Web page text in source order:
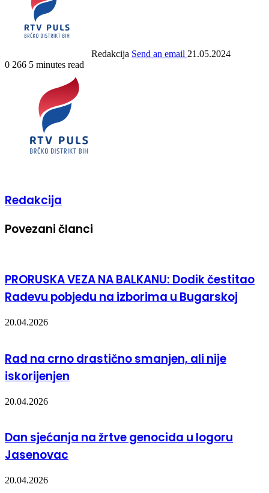
Redakcija Send an email 21.05.2024
0 266 5 minutes read
Redakcija
Povezani članci
PRORUSKA VEZA NA BALKANU: Dodik čestitao
Radevu pobjedu na izborima u Bugarskoj
20.04.2026
Rad na crno drastično smanjen, ali nije
iskorijenjen
20.04.2026
Dan sjećanja na žrtve genocida u logoru
Jasenovac
20.04.2026